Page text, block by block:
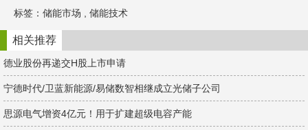
h
a
t
a
W
e
b
o
d
n
标签： 储能市场 储能技术
相关推荐
德业股份再递交H股上市申请
宁德时代/卫蓝新能源/易储数智相继成立光储子公司
思源电气增资4亿元！用于扩建超级电容产能